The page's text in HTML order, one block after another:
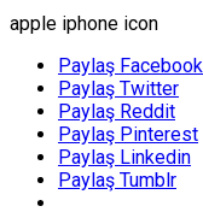
apple iphone icon
Paylaş Facebook
Paylaş Twitter
Paylaş Reddit
Paylaş Pinterest
Paylaş Linkedin
Paylaş Tumblr